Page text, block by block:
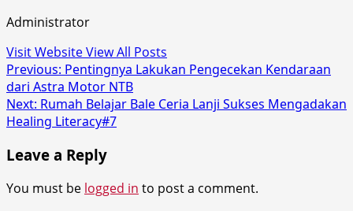
Administrator
Visit WebsiteView All Posts
Post
navigation
Previous: Pentingnya Lakukan Pengecekan Kendaraan
dari Astra Motor NTB
Next: Rumah Belajar Bale Ceria Lanji Sukses Mengadakan
Healing Literacy#7
Leave a Reply
You must be logged in to post a comment.